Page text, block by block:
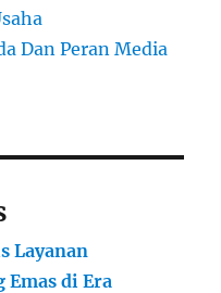
Dan Peran Media
Layanan
Emas di Era